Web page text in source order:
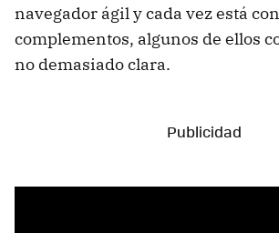
navegador ágil y cada vez está
complementos, algunos de ellos
no demasiado clara.